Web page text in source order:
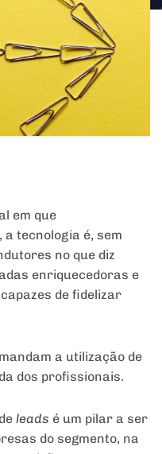
em que
tecnologia é, sem
no que diz
enriquecedoras e
de fidelizar
a utilização de
dos profissionais.
leads é um pilar a ser
do segmento, na